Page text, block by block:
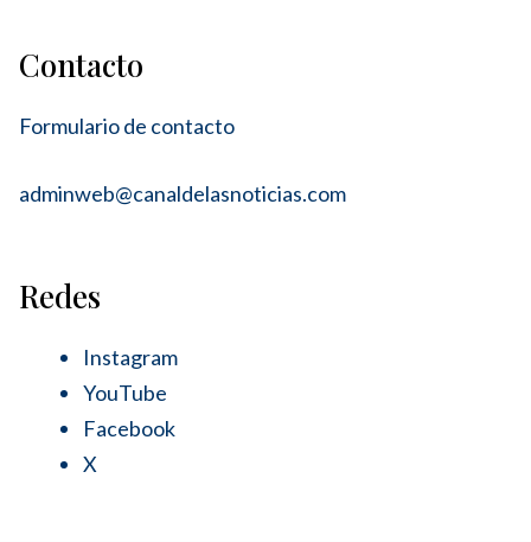
Contacto
Formulario de contacto
adminweb@canaldelasnoticias.com
Redes
Instagram
YouTube
Facebook
X